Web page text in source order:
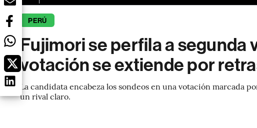
PERÚ
Fujimori se perfila a segunda
votación se extiende por
La candidata encabeza los sondeos en una votación marcada
un rival claro.